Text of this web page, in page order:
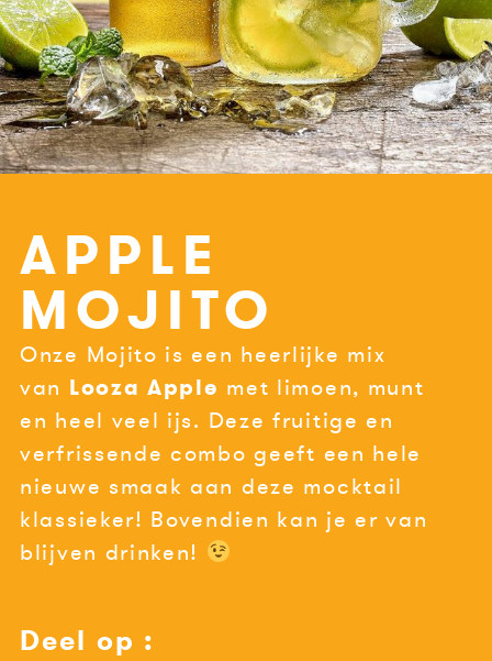
APPLE
MOJITO
Onze Mojito is een heerlijke mix
van Looza Apple met limoen, munt
en heel veel ijs. Deze fruitige en
verfrissende combo geeft een hele
nieuwe smaak aan deze mocktail
klassieker! Bovendien kan je er van
blijven drinken!
Deel op :